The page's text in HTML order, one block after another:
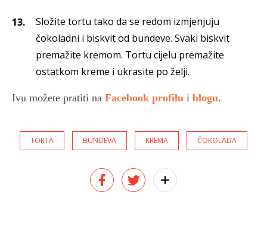
Složite tortu tako da se redom izmjenjuju
čokoladni i biskvit od bundeve. Svaki biskvit
premažite kremom. Tortu cijelu premažite
ostatkom kreme i ukrasite po želji.
Ivu možete pratiti na Facebook profilu i blogu.
TORTA BUNDEVA KREMA ČOKOLADA